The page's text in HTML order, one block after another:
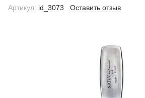
Артикул: id_3073 Оставить отзыв